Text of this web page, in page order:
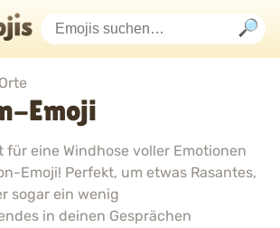
Emoji
für eine Windhose voller Emotionen
Emoji! Perfekt, um etwas Rasantes,
sogar ein wenig
in deinen Gesprächen